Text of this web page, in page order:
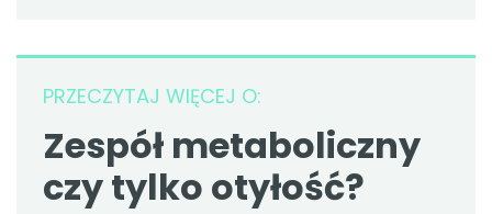
PRZECZYTAJ WIĘCEJ O:
Zespół metaboliczny
czy tylko otyłość?